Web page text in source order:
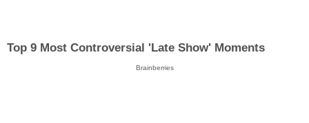
Top 9 Most Controversial 'Late Show' Moments
Brainberries